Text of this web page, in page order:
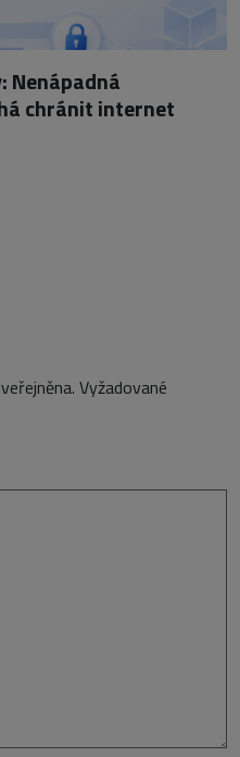
Nenápadná
chránit internet
Vyžadované